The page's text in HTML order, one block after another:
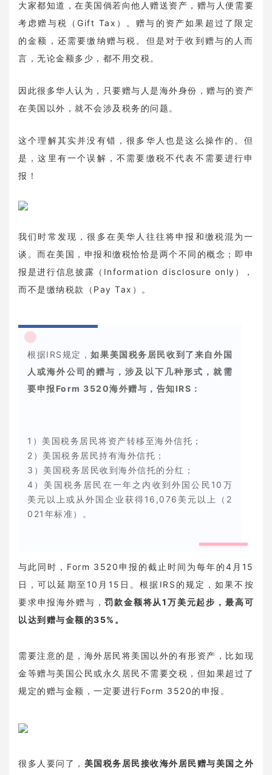
大家都知道，在美国倘若向他人赠送资产，赠与人便需要
考虑赠与税（Gift Tax）。赠与的资产如果超过了限定
的金额，还需要缴纳赠与税。但是对于收到赠与的人而
言，无论金额多少，都不用交税。
因此很多华人认为，只要赠与人是海外身份，赠与的资产
在美国以外，就不会涉及税务的问题。
这个理解其实并没有错，很多华人也是这么操作的。但
是，这里有一个误解，不需要缴税不代表不需要进行申
报！
我们时常发现，很多在美华人往往将申报和缴税混为一
谈。而在美国，申报和缴税恰恰是两个不同的概念；即申
报是进行信息披露（Information disclosure only），
而不是缴纳税款（Pay Tax）。
根据IRS规定，如果美国税务居民收到了来自外国
人或海外公司的赠与，涉及以下几种形式，就需
要申报Form 3520海外赠与，告知IRS：
1）美国税务居民将资产转移至海外信托；
2）美国税务居民持有海外信托；
3）美国税务居民收到海外信托的分红；
4）美国税务居民在一年之内收到外国公民10万
美元以上或从外国企业获得16,076美元以上（2
021年标准）。‍
与此同时，Form 3520申报的截止时间为每年的4月15
日，可以延期至10月15日。根据IRS的规定，如果不按
要求申报海外赠与，罚款金额将从1万美元起步，最高可
以达到赠与金额的35%。
需要注意的是，海外居民将美国以外的有形资产，比如现
金等赠与美国公民或永久居民不需要交税，但如果超过了
规定的赠与金额，一定要进行Form 3520的申报。
很多人要问了， 美国税务居民接收海外居民赠与美国之外